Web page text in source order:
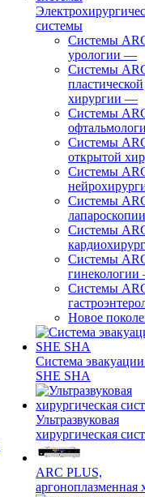
системы
Системы
урологии —
Системы
пластической
хирургии —
Системы
Системы
открытой
Системы
Системы
лапароскопии
Системы
Системы
гинекологии
Системы
Новое
Система
SHE SHA
Ультразвуковая
хирургическая
ARC PLUS,
аргоноплазменная